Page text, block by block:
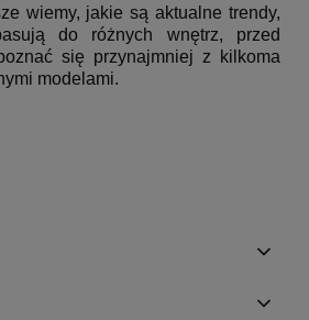
wiemy, jakie są aktualne trendy,
do różnych wnętrz, przed
się przynajmniej z kilkoma
modelami.